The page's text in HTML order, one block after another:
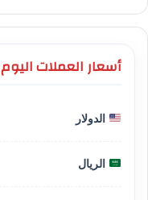
أسعار العملات اليوم
الدولار
الريال